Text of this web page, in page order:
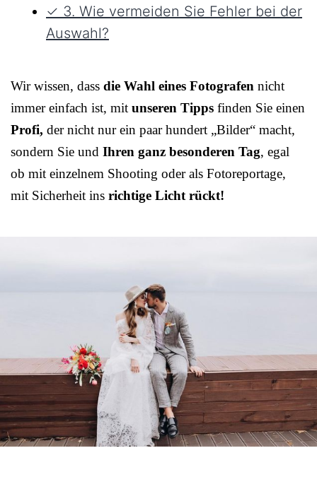
✓ 3. Wie vermeiden Sie Fehler bei der
Auswahl?
Wir wissen, dass die Wahl eines Fotografen nicht
immer einfach ist, mit unseren Tipps finden Sie einen
Profi, der nicht nur ein paar hundert „Bilder“ macht,
sondern Sie und Ihren ganz besonderen Tag, egal
ob mit einzelnem Shooting oder als Fotoreportage,
mit Sicherheit ins richtige Licht rückt!